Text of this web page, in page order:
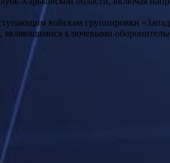
войскам группировки
являющимися ключевыми